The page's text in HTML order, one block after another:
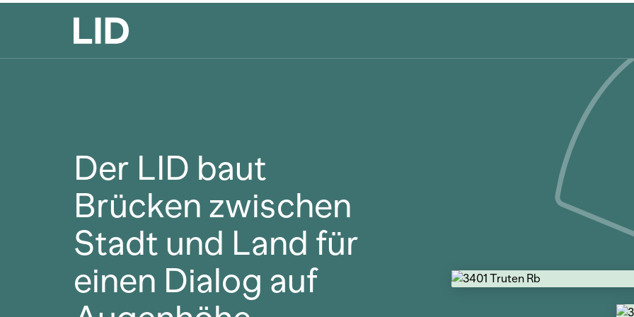
Der LID baut
Brücken zwischen
Stadt und Land für
einen Dialog auf